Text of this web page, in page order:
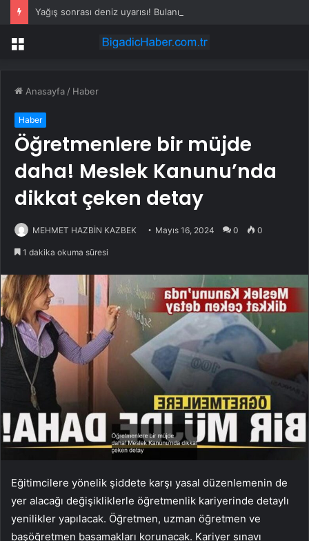
Menü
Anasayfa / Haber
Haber
Öğretmenlere bir müjde
daha! Meslek Kanunu’nda
dikkat çeken detay
MEHMET HAZBİN KAZBEK Mayıs 16, 2024 0 0
1 dakika okuma süresi
Eğitimcilere yönelik şiddete karşı yasal düzenlemenin de
yer alacağı değişikliklerle öğretmenlik kariyerinde detaylı
yenilikler yapılacak. Öğretmen, uzman öğretmen ve
başöğretmen basamakları korunacak. Kariyer sınavı